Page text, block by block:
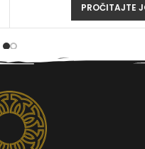
PROČITAJTE